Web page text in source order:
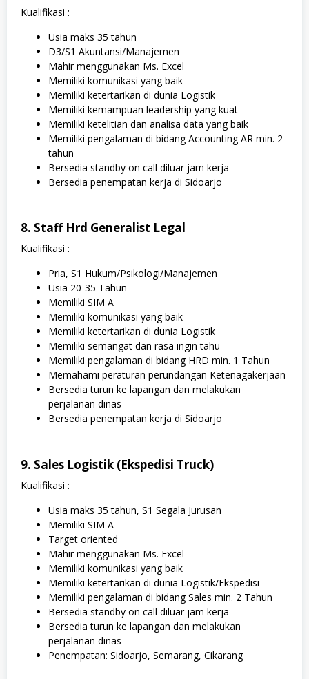
Kualifikasi :
Usia maks 35 tahun
D3/S1 Akuntansi/Manajemen
Mahir menggunakan Ms. Excel
Memiliki komunikasi yang baik
Memiliki ketertarikan di dunia Logistik
Memiliki kemampuan leadership yang kuat
Memiliki ketelitian dan analisa data yang baik
Memiliki pengalaman di bidang Accounting AR min. 2
tahun
Bersedia standby on call diluar jam kerja
Bersedia penempatan kerja di Sidoarjo
8. Staff Hrd Generalist Legal
Kualifikasi :
Pria, S1 Hukum/Psikologi/Manajemen
Usia 20-35 Tahun
Memiliki SIM A
Memiliki komunikasi yang baik
Memiliki ketertarikan di dunia Logistik
Memiliki semangat dan rasa ingin tahu
Memiliki pengalaman di bidang HRD min. 1 Tahun
Memahami peraturan perundangan Ketenagakerjaan
Bersedia turun ke lapangan dan melakukan
perjalanan dinas
Bersedia penempatan kerja di Sidoarjo
9. Sales Logistik (Ekspedisi Truck)
Kualifikasi :
Usia maks 35 tahun, S1 Segala Jurusan
Memiliki SIM A
Target oriented
Mahir menggunakan Ms. Excel
Memiliki komunikasi yang baik
Memiliki ketertarikan di dunia Logistik/Ekspedisi
Memiliki pengalaman di bidang Sales min. 2 Tahun
Bersedia standby on call diluar jam kerja
Bersedia turun ke lapangan dan melakukan
perjalanan dinas
Penempatan: Sidoarjo, Semarang, Cikarang